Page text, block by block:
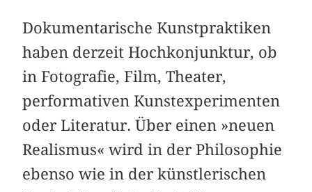
Dokumentarische Kunstpraktiken
haben derzeit Hochkonjunktur, ob
in Fotografie, Film, Theater,
performativen Kunstexperimenten
oder Literatur. Über einen »neuen
Realismus« wird in der Philosophie
ebenso wie in der künstlerischen